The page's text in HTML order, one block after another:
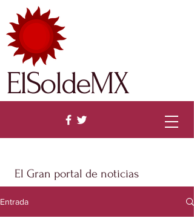
El Gran portal de noticias
ElSoldeMX
Entrada